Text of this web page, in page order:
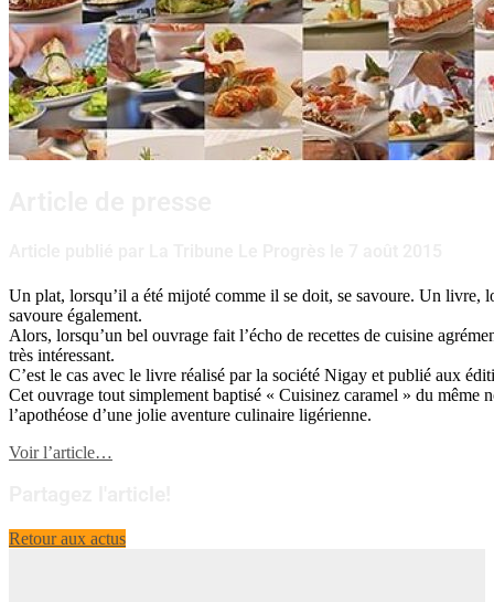
Un plat, lorsqu’il a été mijoté comme il se doit, se savoure. Un livre,
savoure également.
Alors, lorsqu’un bel ouvrage fait l’écho de recettes de cuisine
très intéressant.
C’est le cas avec le livre réalisé par la société Nigay et publié aux
Cet ouvrage tout simplement baptisé « Cuisinez caramel » du même
l’apothéose d’une jolie aventure culinaire ligérienne.
Voir l’article…
Retour aux actus